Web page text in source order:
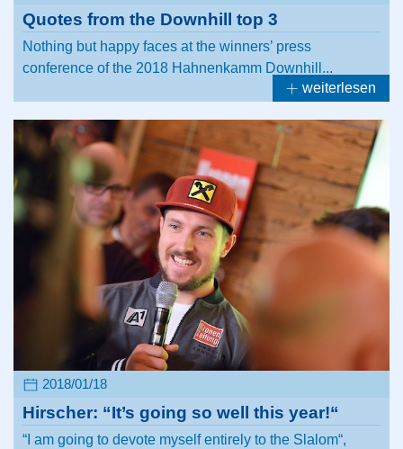
Quotes from the Downhill top 3
Nothing but happy faces at the winners’ press
conference of the 2018 Hahnenkamm Downhill...
weiterlesen
2018/01/18
Hirscher: “It’s going so well this year!“
“I am going to devote myself entirely to the Slalom“,